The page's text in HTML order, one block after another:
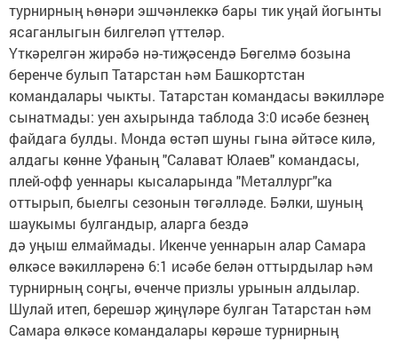
турнирның һөнәри эшчәнлеккә бары тик уңай йогынты
ясаганлыгын билгеләп үттеләр.
Үткәрелгән жирәбә нә-тиҗәсендә Бөгелмә бозына
беренче булып Татарстан һәм Башкортстан
командалары чыкты. Татарстан командасы вәкилләре
сынатмады: уен ахырында таблода 3:0 исәбе безнең
файдага булды. Монда өстәп шуны гына әйтәсе килә,
алдагы көнне Уфаның "Салават Юлаев" командасы,
плей-офф уеннары кысаларында "Металлург"ка
оттырып, быелгы сезонын төгәлләде. Бәлки, шуның
шаукымы булгандыр, аларга бездә
дә уңыш елмаймады. Икенче уеннарын алар Самара
өлкәсе вәкилләренә 6:1 исәбе белән оттырдылар һәм
турнирның соңгы, өченче призлы урынын алдылар.
Шулай итеп, берешәр җиңүләре булган Татарстан һәм
Самара өлкәсе командалары көрәше турнирның